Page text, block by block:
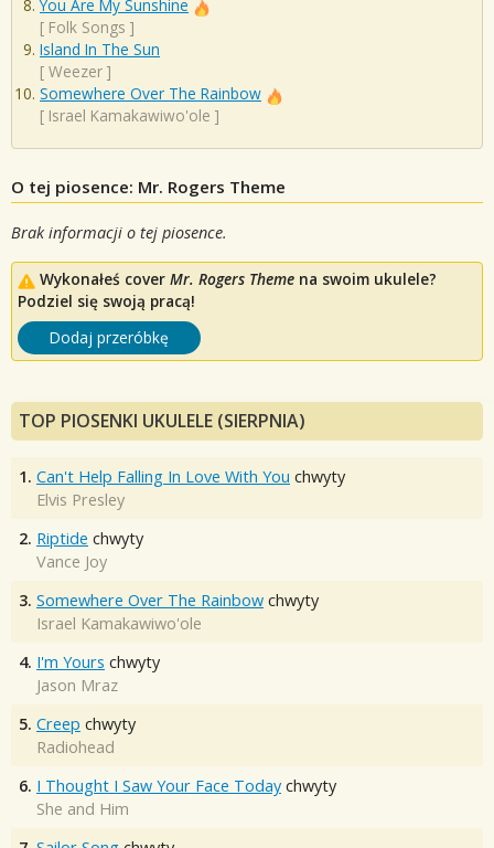
You Are My Sunshine
[ Folk Songs ]
Island In The Sun
[ Weezer ]
Somewhere Over The Rainbow
[ Israel Kamakawiwo'ole ]
O tej piosence: Mr. Rogers Theme
Brak informacji o tej piosence.
Wykonałeś cover Mr. Rogers Theme na swoim ukulele?
Podziel się swoją pracą!
Dodaj przeróbkę
TOP PIOSENKI UKULELE (SIERPNIA)
1. Can't Help Falling In Love With You chwyty
Elvis Presley
2. Riptide chwyty
Vance Joy
3. Somewhere Over The Rainbow chwyty
Israel Kamakawiwo'ole
4. I'm Yours chwyty
Jason Mraz
5. Creep chwyty
Radiohead
6. I Thought I Saw Your Face Today chwyty
She and Him